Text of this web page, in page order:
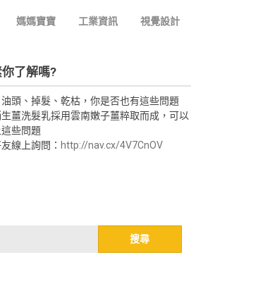
媽媽寶寶 工業資訊 視覺設計
了解嗎?
頭、掉髮、乾枯，你是否也有這些問題
生薑洗髮乳採用雲南嫩子薑粹取而成，可以
些問題
線上詢問： http://nav.cx/4V7CnOV